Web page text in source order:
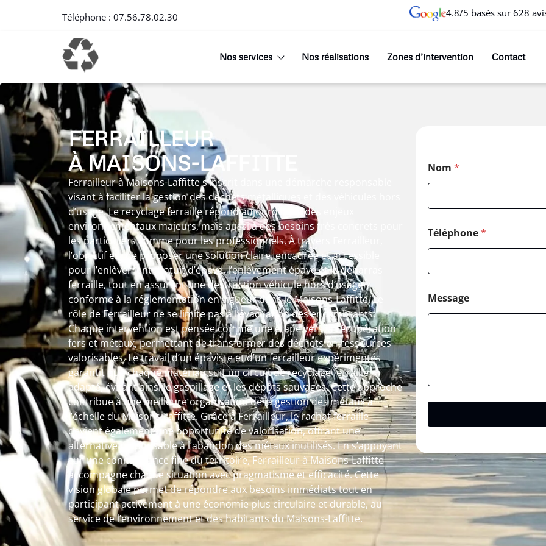
Téléphone : 07.56.78.02.30 4.8/5 basés sur 628
Nos services Nos réalisations Zones d’intervention Contact
FERRAILLEUR
À MAISONS-LAFFITTE
Ferrailleur à Maisons-Laffitte s’inscrit dans une démarche responsable
visant à faciliter la gestion des déchets métalliques et des véhicules hors
d’usage. Le recyclage ferraille répond aujourd’hui à des enjeux
environnementaux majeurs, mais aussi à des besoins très concrets pour
les particuliers comme pour les professionnels. À travers Ferrailleur,
l’objectif est de proposer une solution claire, encadrée et accessible
pour l’enlèvement gratuit d’épave, l’enlèvement épave et le débarras
ferraille, tout en assurant une destruction véhicule hors d’usage
conforme à la réglementation en vigueur dans le Maisons-Laffitte. Le
rôle de Ferrailleur ne se limite pas à l’évacuation des encombrants.
Chaque intervention est pensée comme une étape vers la récupération
fers et métaux, permettant de transformer des déchets en ressources
valorisables. Le travail d’un épaviste et d’un ferrailleur expérimentés
garantit que chaque matériau suit un circuit de recyclage ferraille
adapté, évitant ainsi le gaspillage et les dépôts sauvages. Cette approche
contribue à une meilleure organisation de la gestion des métaux à
l’échelle du Maisons-Laffitte. Grâce à Ferrailleur, le rachat ferraille
devient également une opportunité de valorisation, offrant une
alternative responsable à l’abandon des métaux inutilisés. En s’appuyant
sur une connaissance fine du territoire, Ferrailleur à Maisons-Laffitte
accompagne chaque situation avec pragmatisme et efficacité. Cette
vision globale permet de répondre aux besoins immédiats tout en
participant activement à une économie plus circulaire et durable, au
service de l’environnement et des habitants du Maisons-Laffitte.
Nom *
Téléphone*
Message